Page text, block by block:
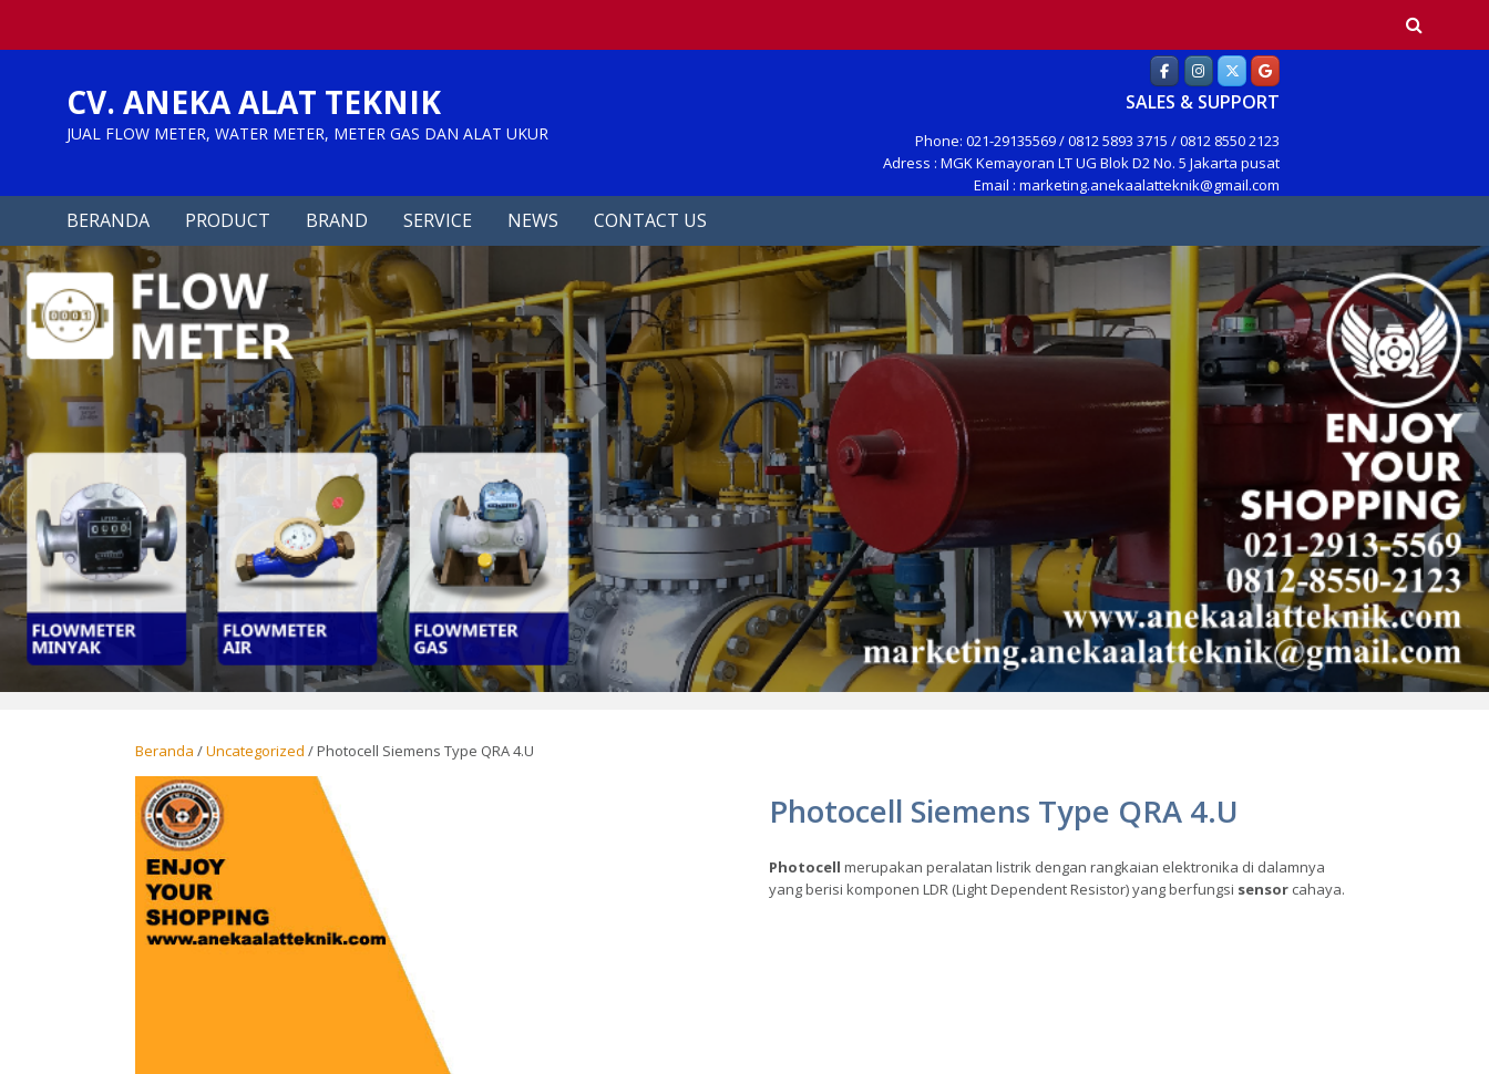
CV. ANEKA ALAT TEKNIK
JUAL FLOW METER, WATER METER, METER GAS DAN ALAT UKUR
SALES & SUPPORT
Phone: 021-29135569 / 0812 5893 3715 / 0812 8550 2123
Adress : MGK Kemayoran LT UG Blok D2 No. 5 Jakarta pusat
Email : marketing.anekaalatteknik@gmail.com
BERANDA PRODUCT BRAND SERVICE NEWS CONTACT US
Beranda /Uncategorized / Photocell Siemens Type QRA 4.U
Photocell Siemens Type QRA 4.U
Photocell merupakan peralatan listrik dengan rangkaian elektronika di dalamnya
yang berisi komponen LDR (Light Dependent Resistor) yang berfungsi sensor cahaya.